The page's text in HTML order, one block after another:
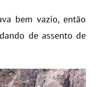
bem vazio, então
de assento de